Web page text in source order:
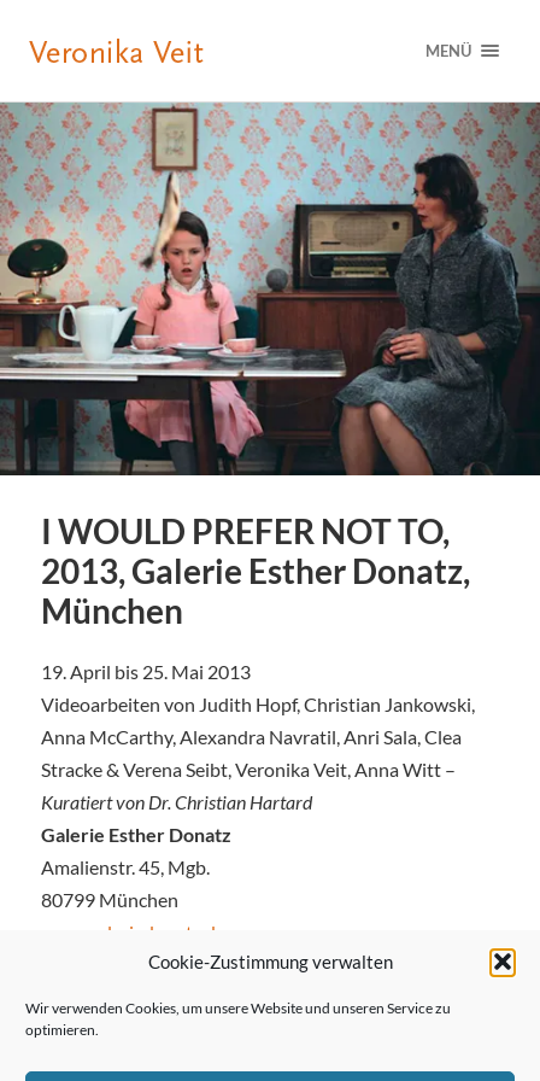
Cookie-Zustimmung verwalten
Wir verwenden Cookies, um unsere Website und unseren Service zu
optimieren.
MENÜ
I WOULD PREFER NOT TO,
2013, Galerie Esther Donatz,
München
19. April bis 25. Mai 2013
Videoarbeiten von Judith Hopf, Christian Jankowski,
Anna McCarthy, Alexandra Navratil, Anri Sala, Clea
Stracke & Verena Seibt, Veronika Veit, Anna Witt –
Kuratiert von Dr. Christian Hartard
Galerie Esther Donatz
Amalienstr. 45, Mgb.
80799 München
www.galeriedonatz.de
← Vorheriger Beitrag